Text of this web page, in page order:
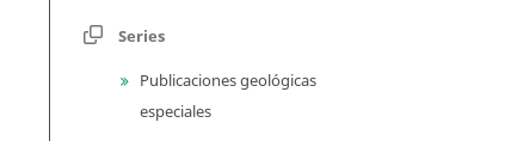
Series
Publicaciones geológicas
especiales